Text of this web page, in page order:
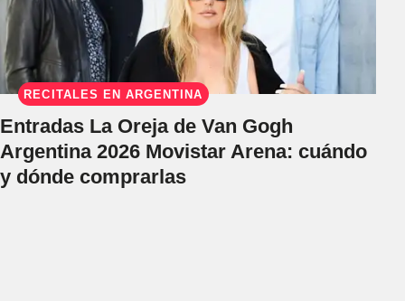
RECITALES EN ARGENTINA
Entradas La Oreja de Van Gogh
Argentina 2026 Movistar Arena: cuándo
y dónde comprarlas